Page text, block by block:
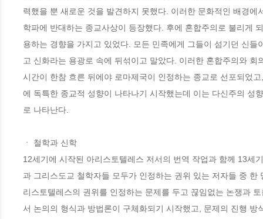
력했을 뿐 새로운 것을 발견하지 못했다. 이러한 문화적인 배경
학파에 반대하는 종교사상이 등장했다. 후에 혼합주의로 불리게
용하는 경향을 가지고 있었다. 모든 민족에게 그들이 섬기던 신
고 신화라는 용광로 속에 뒤섞이고 말았다. 이러한 혼합주의와
시간이 한참 흐른 뒤에야 로마제국이 인정하는 종교로 선포되었
에 독특한 종교적 성향이 나타나기 시작했는데 이는 다신주의 성
로 나타난다.
ㆍ 철학과 신학
12세기에 시작된 아리스토텔레스 저서의 번역 작업과 함께 13세
과 그리스도교 철학자들 모두가 인정하는 권위 있는 저자들 중
리스토텔레스의 권위를 인정하는 문제를 두고 끊임없는 논쟁과
서 논의의 형식과 방법론이 구체화되기 시작했고, 문제의 진행